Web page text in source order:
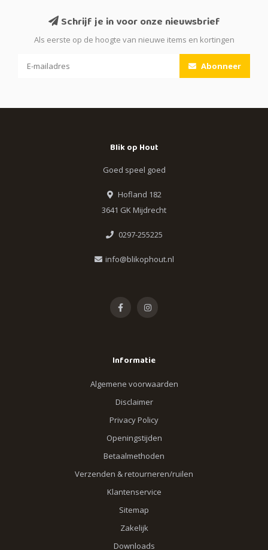
Schrijf je in voor onze nieuwsbrief
Als eerste op de hoogte van nieuwe items en kortingen
Abonneer
Blik op Hout
Goed speel goed
Hofland 182
3641 GK Mijdrecht
0297-255225
info@blikophout.nl
Informatie
Algemene voorwaarden
Disclaimer
Privacy Policy
Openingstijden
Betaalmethoden
Verzenden & retourneren/ruilen
Klantenservice
Sitemap
Zakelijk
Downloads